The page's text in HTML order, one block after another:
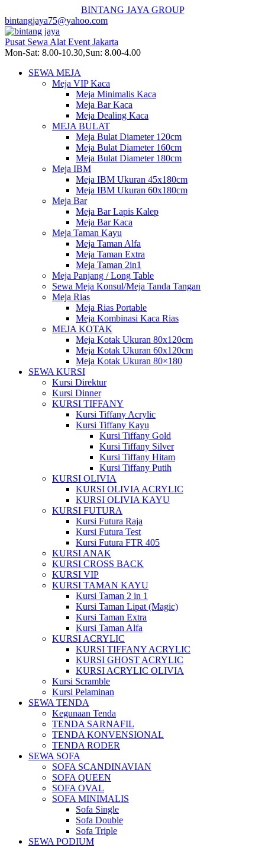
BINTANG JAYA GROUP
bintangjaya75@yahoo.com
Pusat Sewa Alat Event Jakarta
Mon-Sat: 8.00-10.30,Sun: 8.00-4.00
SEWA MEJA
Meja VIP Kaca
Meja Minimalis Kaca
Meja Bar Kaca
Meja Dealing Kaca
MEJA BULAT
Meja Bulat Diameter 120cm
Meja Bulat Diameter 160cm
Meja Bulat Diameter 180cm
Meja IBM
Meja IBM Ukuran 45x180cm
Meja IBM Ukuran 60x180cm
Meja Bar
Meja Bar Lapis Kalep
Meja Bar Kaca
Meja Taman Kayu
Meja Taman Alfa
Meja Taman Extra
Meja Taman 2in1
Meja Panjang / Long Table
Sewa Meja Konsul/Meja Tanda Tangan
Meja Rias
Meja Rias Portable
Meja Kombinasi Kaca Rias
MEJA KOTAK
Meja Kotak Ukuran 80x120cm
Meja Kotak Ukuran 60x120cm
Meja Kotak Ukuran 80×180
SEWA KURSI
Kursi Direktur
Kursi Dinner
KURSI TIFFANY
Kursi Tiffany Acrylic
Kursi Tiffany Kayu
Kursi Tiffany Gold
Kursi Tiffany Silver
Kursi Tiffany Hitam
Kursi Tiffany Putih
KURSI OLIVIA
KURSI OLIVIA ACRYLIC
KURSI OLIVIA KAYU
KURSI FUTURA
Kursi Futura Raja
Kursi Futura Test
Kursi Futura FTR 405
KURSI ANAK
KURSI CROSS BACK
KURSI VIP
KURSI TAMAN KAYU
Kursi Taman 2 in 1
Kursi Taman Lipat (Magic)
Kursi Taman Extra
Kursi Taman Alfa
KURSI ACRYLIC
KURSI TIFFANY ACRYLIC
KURSI GHOST ACRYLIC
KURSI ACRYLIC OLIVIA
Kursi Scramble
Kursi Pelaminan
SEWA TENDA
Kegunaan Tenda
TENDA SARNAFIL
TENDA KONVENSIONAL
TENDA RODER
SEWA SOFA
SOFA SCANDINAVIAN
SOFA QUEEN
SOFA OVAL
SOFA MINIMALIS
Sofa Single
Sofa Double
Sofa Triple
SEWA PODIUM